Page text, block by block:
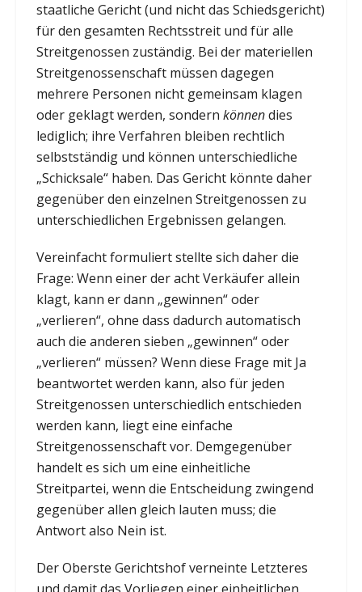
staatliche Gericht (und nicht das Schiedsgericht)
für den gesamten Rechtsstreit und für alle
Streitgenossen zuständig. Bei der materiellen
Streitgenossenschaft müssen dagegen
mehrere Personen nicht gemeinsam klagen
oder geklagt werden, sondern könnendies
lediglich; ihre Verfahren bleiben rechtlich
selbstständig und können unterschiedliche
„Schicksale“ haben. Das Gericht könnte daher
gegenüber den einzelnen Streitgenossen zu
unterschiedlichen Ergebnissen gelangen.
Vereinfacht formuliert stellte sich daher die
Frage: Wenn einer der acht Verkäufer allein
klagt, kann er dann „gewinnen“ oder
„verlieren“, ohne dass dadurch automatisch
auch die anderen sieben „gewinnen“ oder
„verlieren“ müssen? Wenn diese Frage mit Ja
beantwortet werden kann, also für jeden
Streitgenossen unterschiedlich entschieden
werden kann, liegt eine einfache
Streitgenossenschaft vor. Demgegenüber
handelt es sich um eine einheitliche
Streitpartei, wenn die Entscheidung zwingend
gegenüber allen gleich lauten muss; die
Antwort also Nein ist.
Der Oberste Gerichtshof verneinte Letzteres